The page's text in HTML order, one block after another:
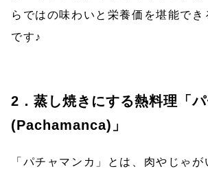
らではの味わいと栄養価を堪能でき
です♪
2．蒸し焼きにする熱料理「
(Pachamanca)」
「パチャマンカ」とは、肉やじゃ